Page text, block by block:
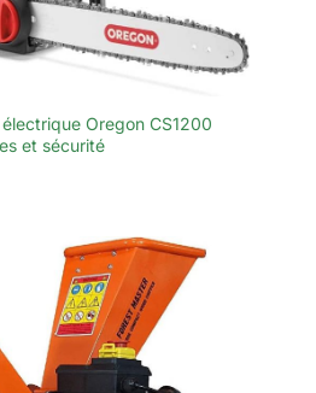
Oregon CS1200
et sécurité